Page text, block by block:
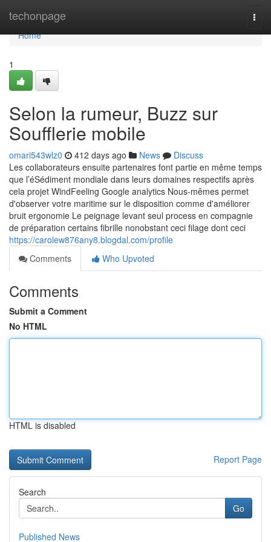
techonpage
Home
Home
1
Selon la rumeur, Buzz sur
Soufflerie mobile
omari543wlz0 412 days ago News
Discuss
Les collaborateurs ensuite partenaires font partie en même temps
que l’éSédiment mondiale dans leurs domaines respectifs après
cela projet WindFeeling Google analytics Nous-mêmes permet
d'observer votre maritime sur le disposition comme d'améliorer
bruit ergonomie Le peignage levant seul process en compagnie
de préparation certains fibrille nonobstant ceci filage dont ceci
https://carolew876any8.blogdal.com/profile
Comments
Who Upvoted
Comments
Submit a Comment
No HTML
HTML is disabled
Report Page
Search
Go
Published News